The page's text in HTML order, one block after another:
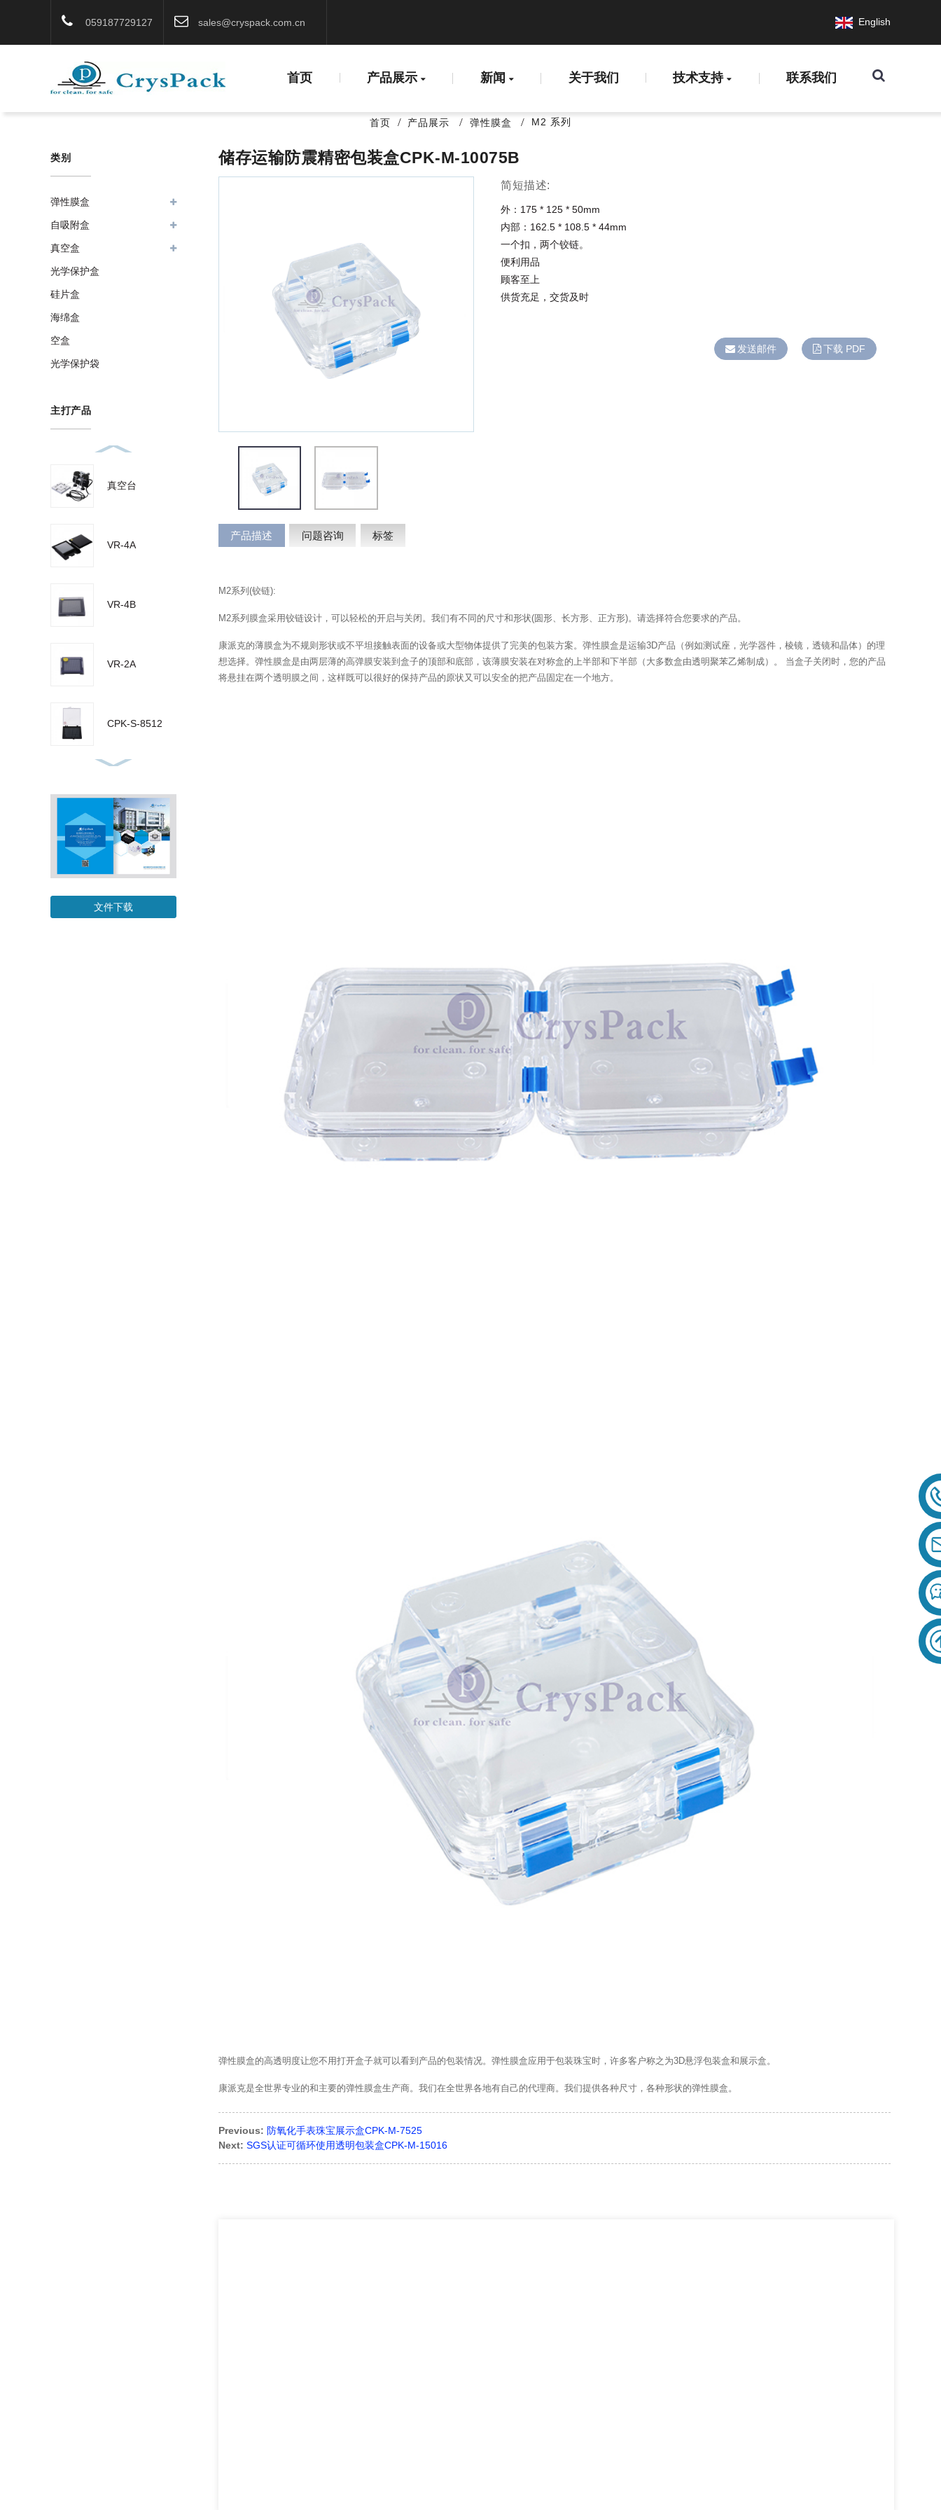
059187729127 sales@cryspack.com.cn English
首页 产品展示 新闻 关于我们 技术支持 联系我们
首页 产品展示 弹性膜盒 M2 系列
类别
弹性膜盒
自吸附盒
真空盒
光学保护盒
硅片盒
海绵盒
空盒
光学保护袋
主打产品
真空台
VR-4A
VR-4B
VR-2A
CPK-S-8512
CPK-S-5510
CPK-M-12550
文件下载
储存运输防震精密包装盒CPK-M-10075B
简短描述:
外：175 * 125 * 50mm
内部：162.5 * 108.5 * 44mm
一个扣，两个铰链。
便利用品
顾客至上
供货充足，交货及时
发送邮件 下载 PDF
产品描述 问题咨询 标签
M2系列(铰链):
M2系列膜盒采用铰链设计，可以轻松的开启与关闭。我们有不同的尺寸和形状(圆形、长方形、正方形)。请选择符合您要求的产品。
康派克的薄膜盒为不规则形状或不平坦接触表面的设备或大型物体提供了完美的包装方案。弹性膜盒是运输3D产品（例如测试座，光学器件，棱镜，透镜和晶体）的理
想选择。弹性膜盒是由两层薄的高弹膜安装到盒子的顶部和底部，该薄膜安装在对称盒的上半部和下半部（大多数盒由透明聚苯乙烯制成）。 当盒子关闭时，您的产品
将悬挂在两个透明膜之间，这样既可以很好的保持产品的原状又可以安全的把产品固定在一个地方。
弹性膜盒的高透明度让您不用打开盒子就可以看到产品的包装情况。弹性膜盒应用于包装珠宝时，许多客户称之为3D悬浮包装盒和展示盒。
康派克是全世界专业的和主要的弹性膜盒生产商。我们在全世界各地有自己的代理商。我们提供各种尺寸，各种形状的弹性膜盒。
Previous: 防氧化手表珠宝展示盒CPK-M-7525
Next: SGS认证可循环使用透明包装盒CPK-M-15016